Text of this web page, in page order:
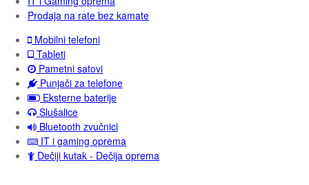
Prodaja na rate bez kamate
Mobilni telefoni
Tableti
Pametni satovi
Punjači za telefone
Eksterne baterije
Slušalice
Bluetooth zvučnici
IT i gaming oprema
Dečiji kutak - Dečija oprema